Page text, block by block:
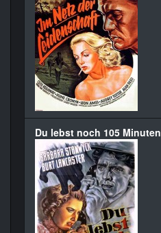
Du lebst noch 105 Minuten